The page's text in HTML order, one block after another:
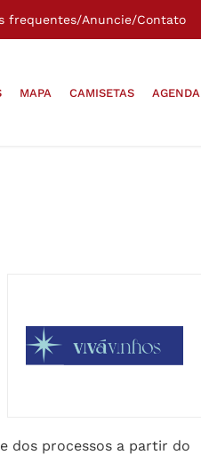
frequentes/Anuncie/Contato
MAPA CAMISETAS AGENDA
dos processos a partir do